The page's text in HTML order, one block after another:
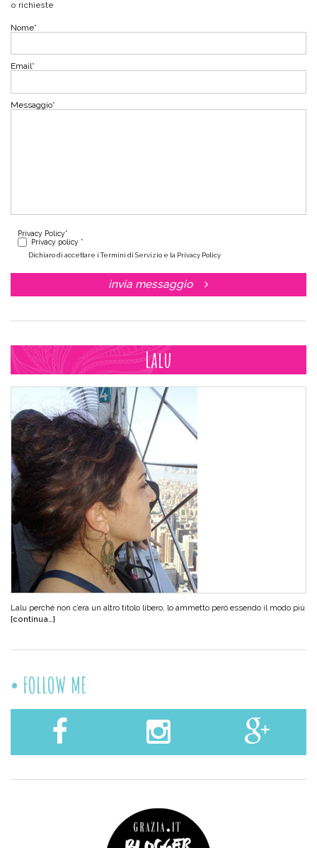
o richieste
Nome*
Email*
Messaggio*
Privacy Policy*
Privacy policy *
Dichiaro di accettare i Termini di Servizio e la Privacy Policy
invia messaggio
Lalu
Lalu perché non c’era un altro titolo libero, lo ammetto però essendo il modo più
[continua…]
FOLLOW ME